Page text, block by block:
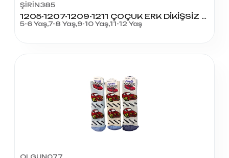
ŞİRİN385
1205-1207-1209-1211 ÇOÇUK ERK DİKİŞSİZ LİK. SOKET
5-6 Yaş,7-8 Yaş,9-10 Yaş,11-12 Yaş